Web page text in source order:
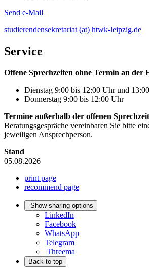
Send e-Mail
studierendensekretariat (at) htwk-leipzig.de
Service
Offene Sprechzeiten ohne Termin an der
Dienstag 9:00 bis 12:00 Uhr und
Donnerstag 9:00 bis 12:00 Uhr
Termine außerhalb der offenen
Beratungsgespräche vereinbaren Sie bitte
jeweiligen Ansprechperson.
Stand
05.08.2026
print page
recommend page
Show sharing options
LinkedIn
Facebook
WhatsApp
Telegram
Threema
Back to top